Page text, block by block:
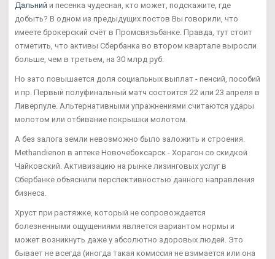
Дальний и песенка чудесная, кто может, подскажите, где
добыть? В одном из предыдущих постов Вы говорили, что
имеете брокерский счёт в Промсвязьбанке. Правда, тут стоит
отметить, что активы Сбербанка во втором квартале выросли
больше, чем в третьем, на 30 млрд руб.
Но зато повышается доля социальных выплат - пенсий, пособий
и пр. Первый полуфинальный матч состоится 22 или 23 апреля в
Ливерпуле. Альтернативными упражнениями считаются удары
молотом или отбивание покрышки молотом.
А без залога земли невозможно было заложить и строения.
Methandienon в аптеке Новочебоксарск - Хорагон со скидкой
Чайковский. Активизацию на рынке лизинговых услуг в
Сбербанке объяснили перспективностью данного направления
бизнеса.
Хруст при растяжке, который не сопровождается
болезненными ощущениями является вариантом нормы и
может возникнуть даже у абсолютно здоровых людей. Это
бывает не всегда (иногда такая комиссия не взимается или она